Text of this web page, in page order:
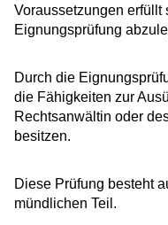
Voraussetzungen
Eignungsprüfung
Durch die
die Fähigkeiten zur
Rechtsanwältin oder
besitzen.
Diese Prüfung besteht
mündlichen Teil.